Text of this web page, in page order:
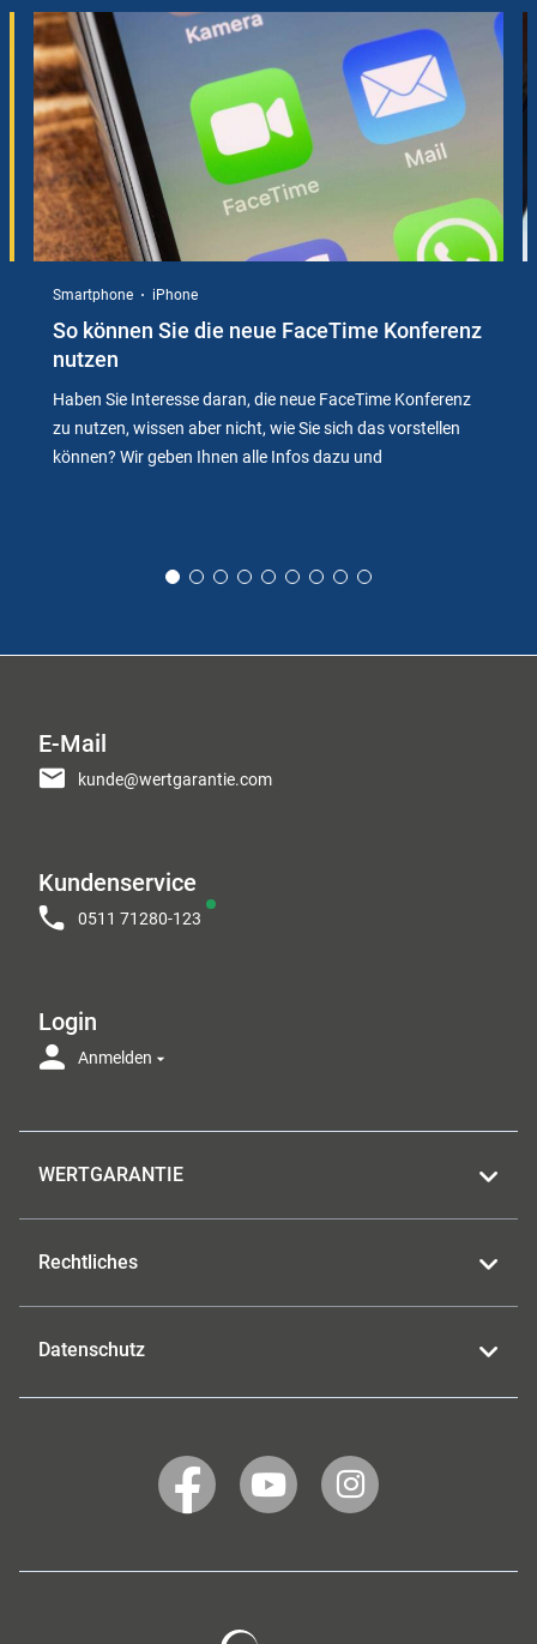
Instructions
Smartphone iPhone
So können Sie die neue FaceTime Konferenz
nutzen
Haben Sie Interesse daran, die neue FaceTime Konferenz
zu nutzen, wissen aber nicht, wie Sie sich das vorstellen
können? Wir geben Ihnen alle Infos dazu und
E-Mail
kunde@wertgarantie.com
Kundenservice
0511 71280-123
Login
Anmelden
WERTGARANTIE
Rechtliches
Datenschutz
WERTGARANTIE
auf
WERTGARANTIE
auf
WERTGARANTIE
auf